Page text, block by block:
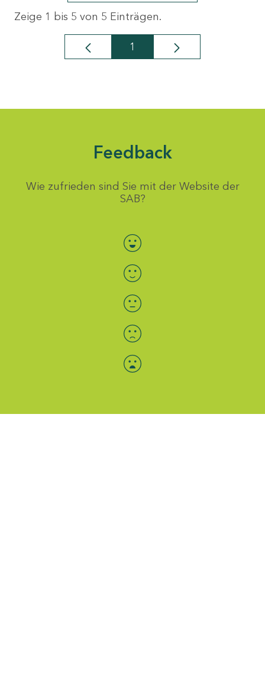
Zeige 1 bis 5 von 5 Einträgen.
Seite
1
Feedback
Wie zufrieden sind Sie mit der Website der
SAB?
Bewertung auswählen